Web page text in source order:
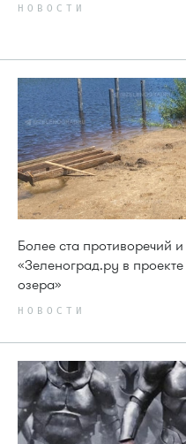
НОВОСТИ
Более ста противоречий
«Зеленоград.ру в
озера»
НОВОСТИ